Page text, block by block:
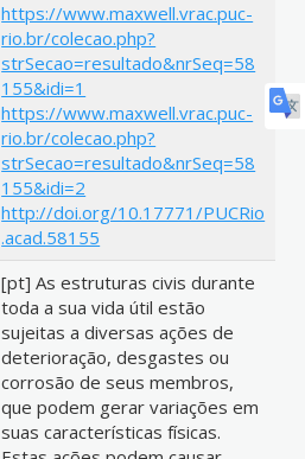
https://www.maxwell.vrac.puc-
rio.br/colecao.php?
strSecao=resultado&nrSeq=58
155&idi=1
https://www.maxwell.vrac.puc-
rio.br/colecao.php?
strSecao=resultado&nrSeq=58
155&idi=2
http://doi.org/10.17771/PUCRio
.acad.58155
[pt] As estruturas civis durante
toda a sua vida útil estão
sujeitas a diversas ações de
deterioração, desgastes ou
corrosão de seus membros,
que podem gerar variações em
suas características físicas.